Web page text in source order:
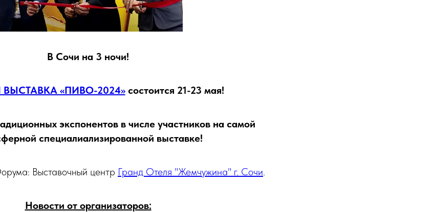
В Сочи на 3 ночи!
«ПИВО-2024»состоится 21-23 мая!
экспонентов в числе участников на самой
специалиализированной выставке!
Выставочный центр Гранд Отеля "Жемчужина" г. Сочи.
Новости от организаторов: